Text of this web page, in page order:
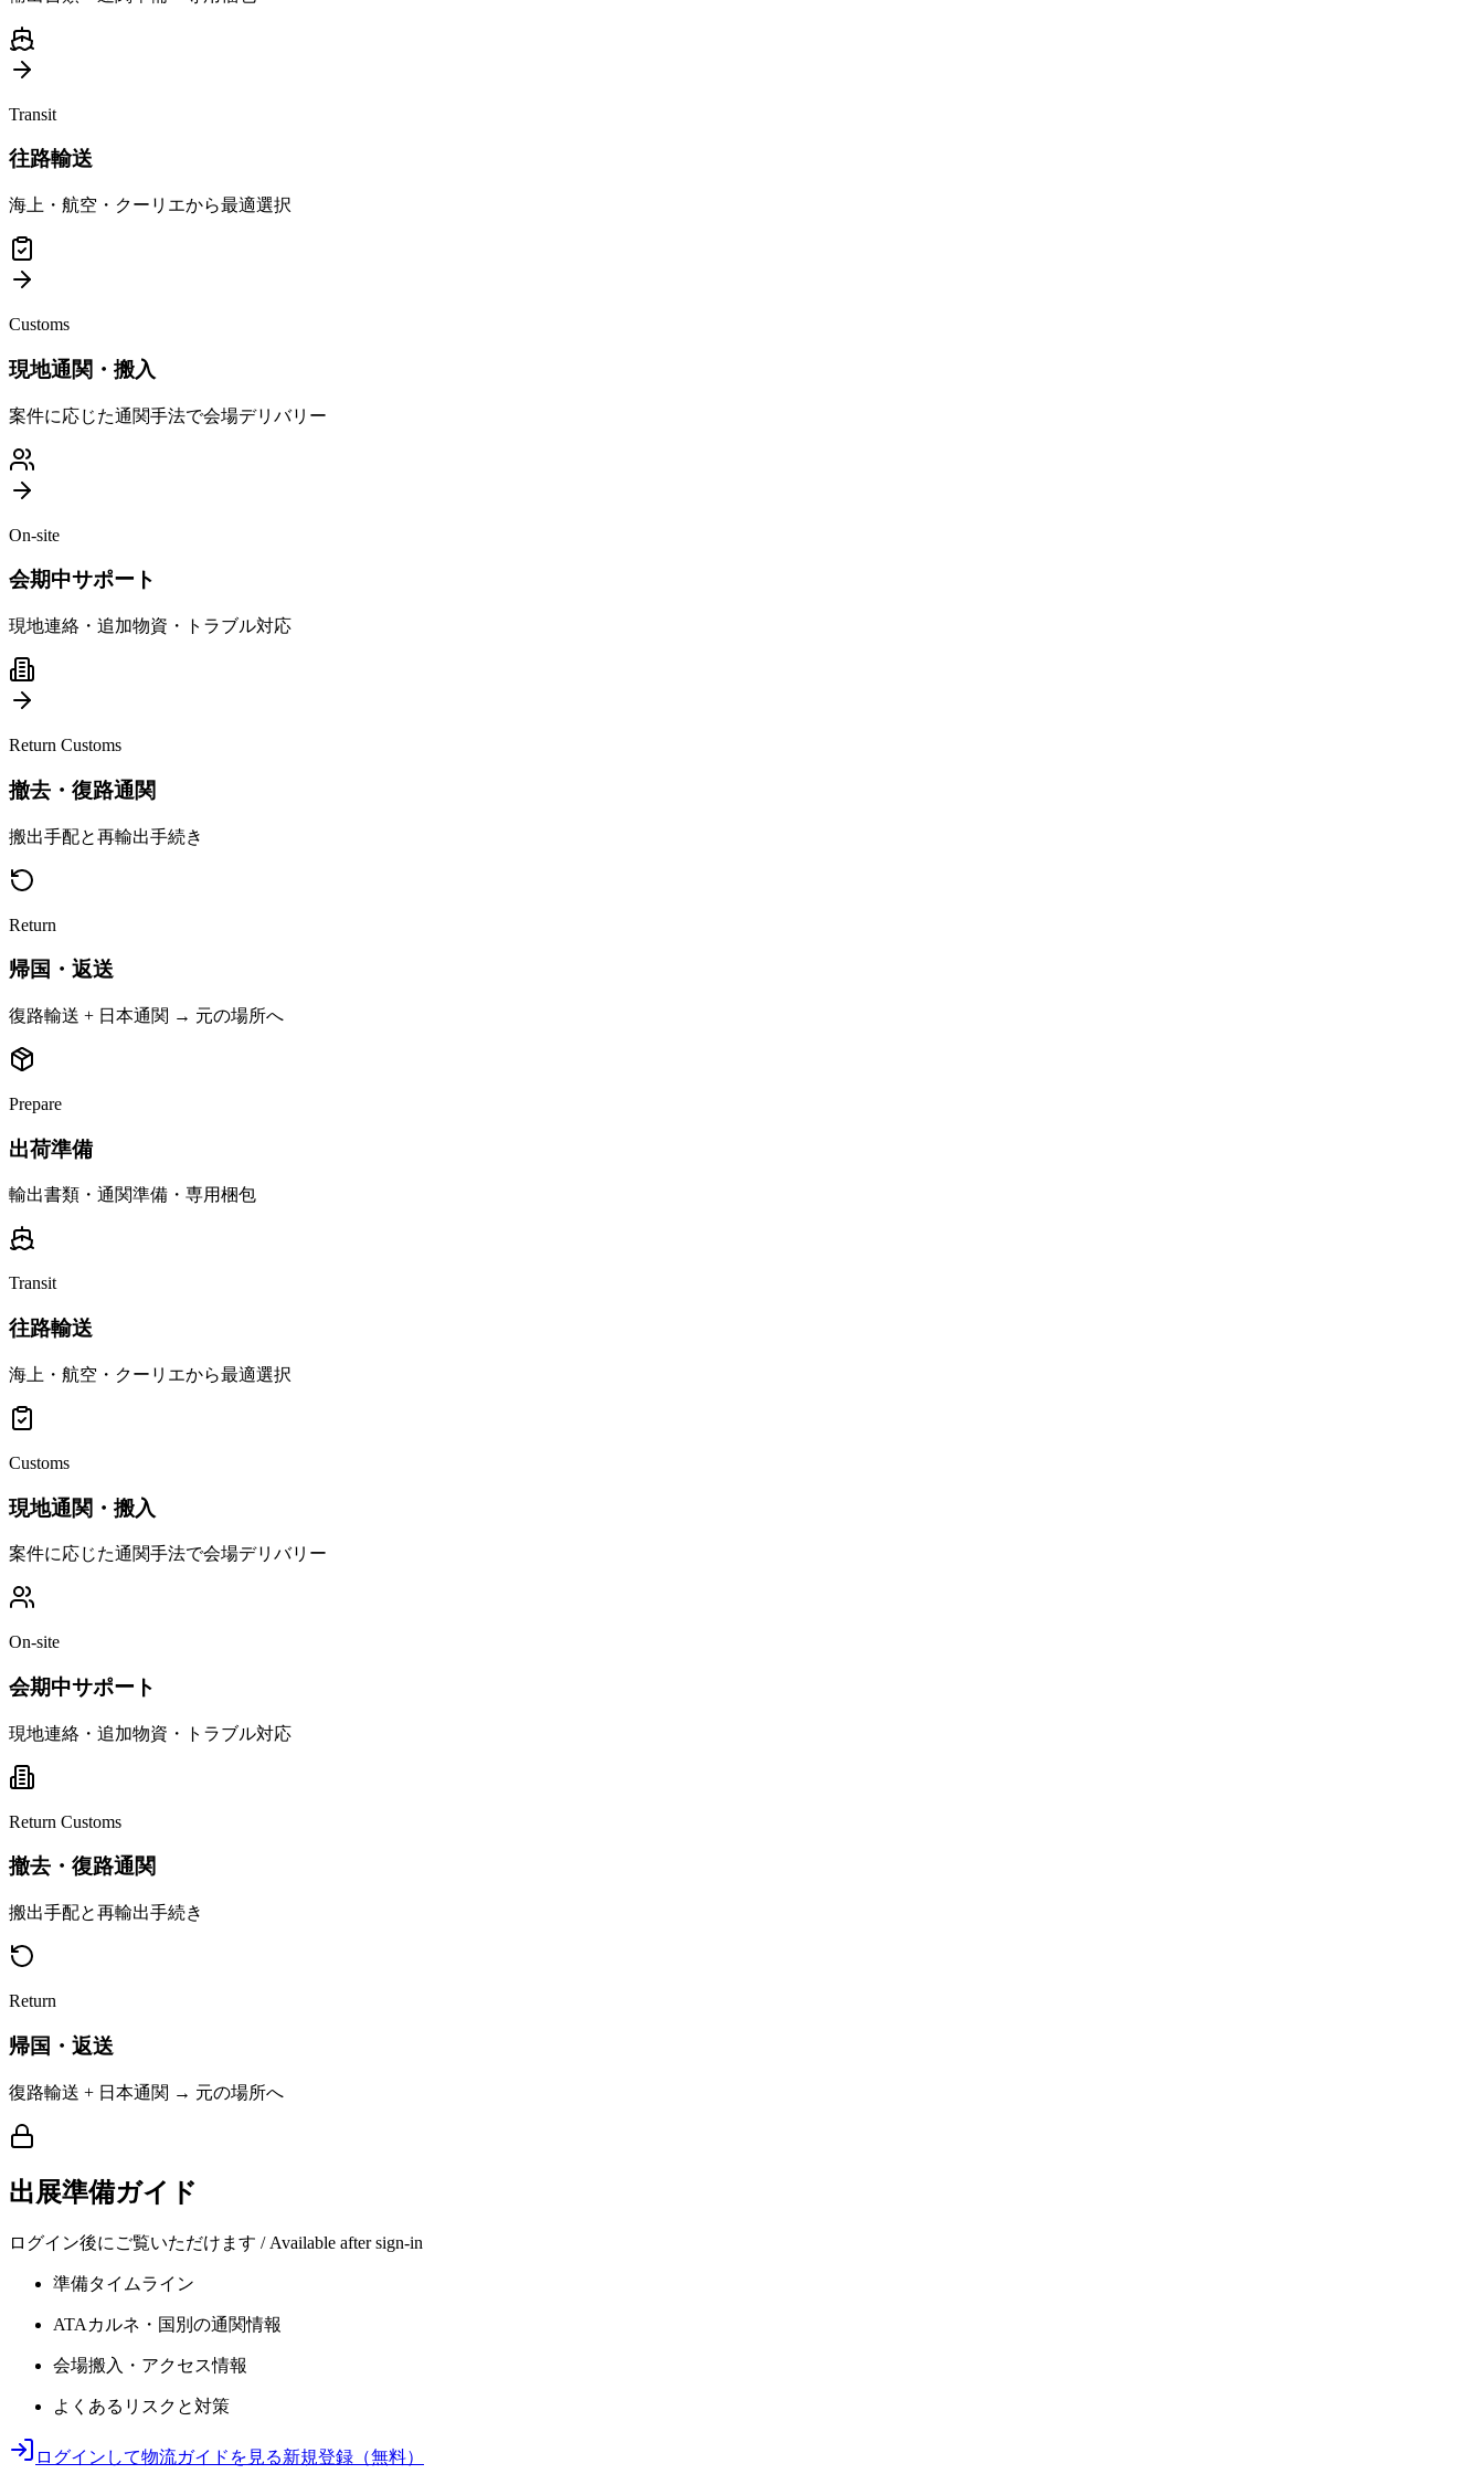
Transit
往路輸送
海上・航空・クーリエから最適選択
Customs
現地通関・搬入
案件に応じた通関手法で会場デリバリー
On-site
会期中サポート
現地連絡・追加物資・トラブル対応
Return Customs
撤去・復路通関
搬出手配と再輸出手続き
Return
帰国・返送
復路輸送 + 日本通関 → 元の場所へ
Prepare
出荷準備
輸出書類・通関準備・専用梱包
Transit
往路輸送
海上・航空・クーリエから最適選択
Customs
現地通関・搬入
案件に応じた通関手法で会場デリバリー
On-site
会期中サポート
現地連絡・追加物資・トラブル対応
Return Customs
撤去・復路通関
搬出手配と再輸出手続き
Return
帰国・返送
復路輸送 + 日本通関 → 元の場所へ
出展準備ガイド
ログイン後にご覧いただけます / Available after sign-in
準備タイムライン
ATAカルネ・国別の通関情報
会場搬入・アクセス情報
よくあるリスクと対策
ログインして物流ガイドを見る新規登録（無料）